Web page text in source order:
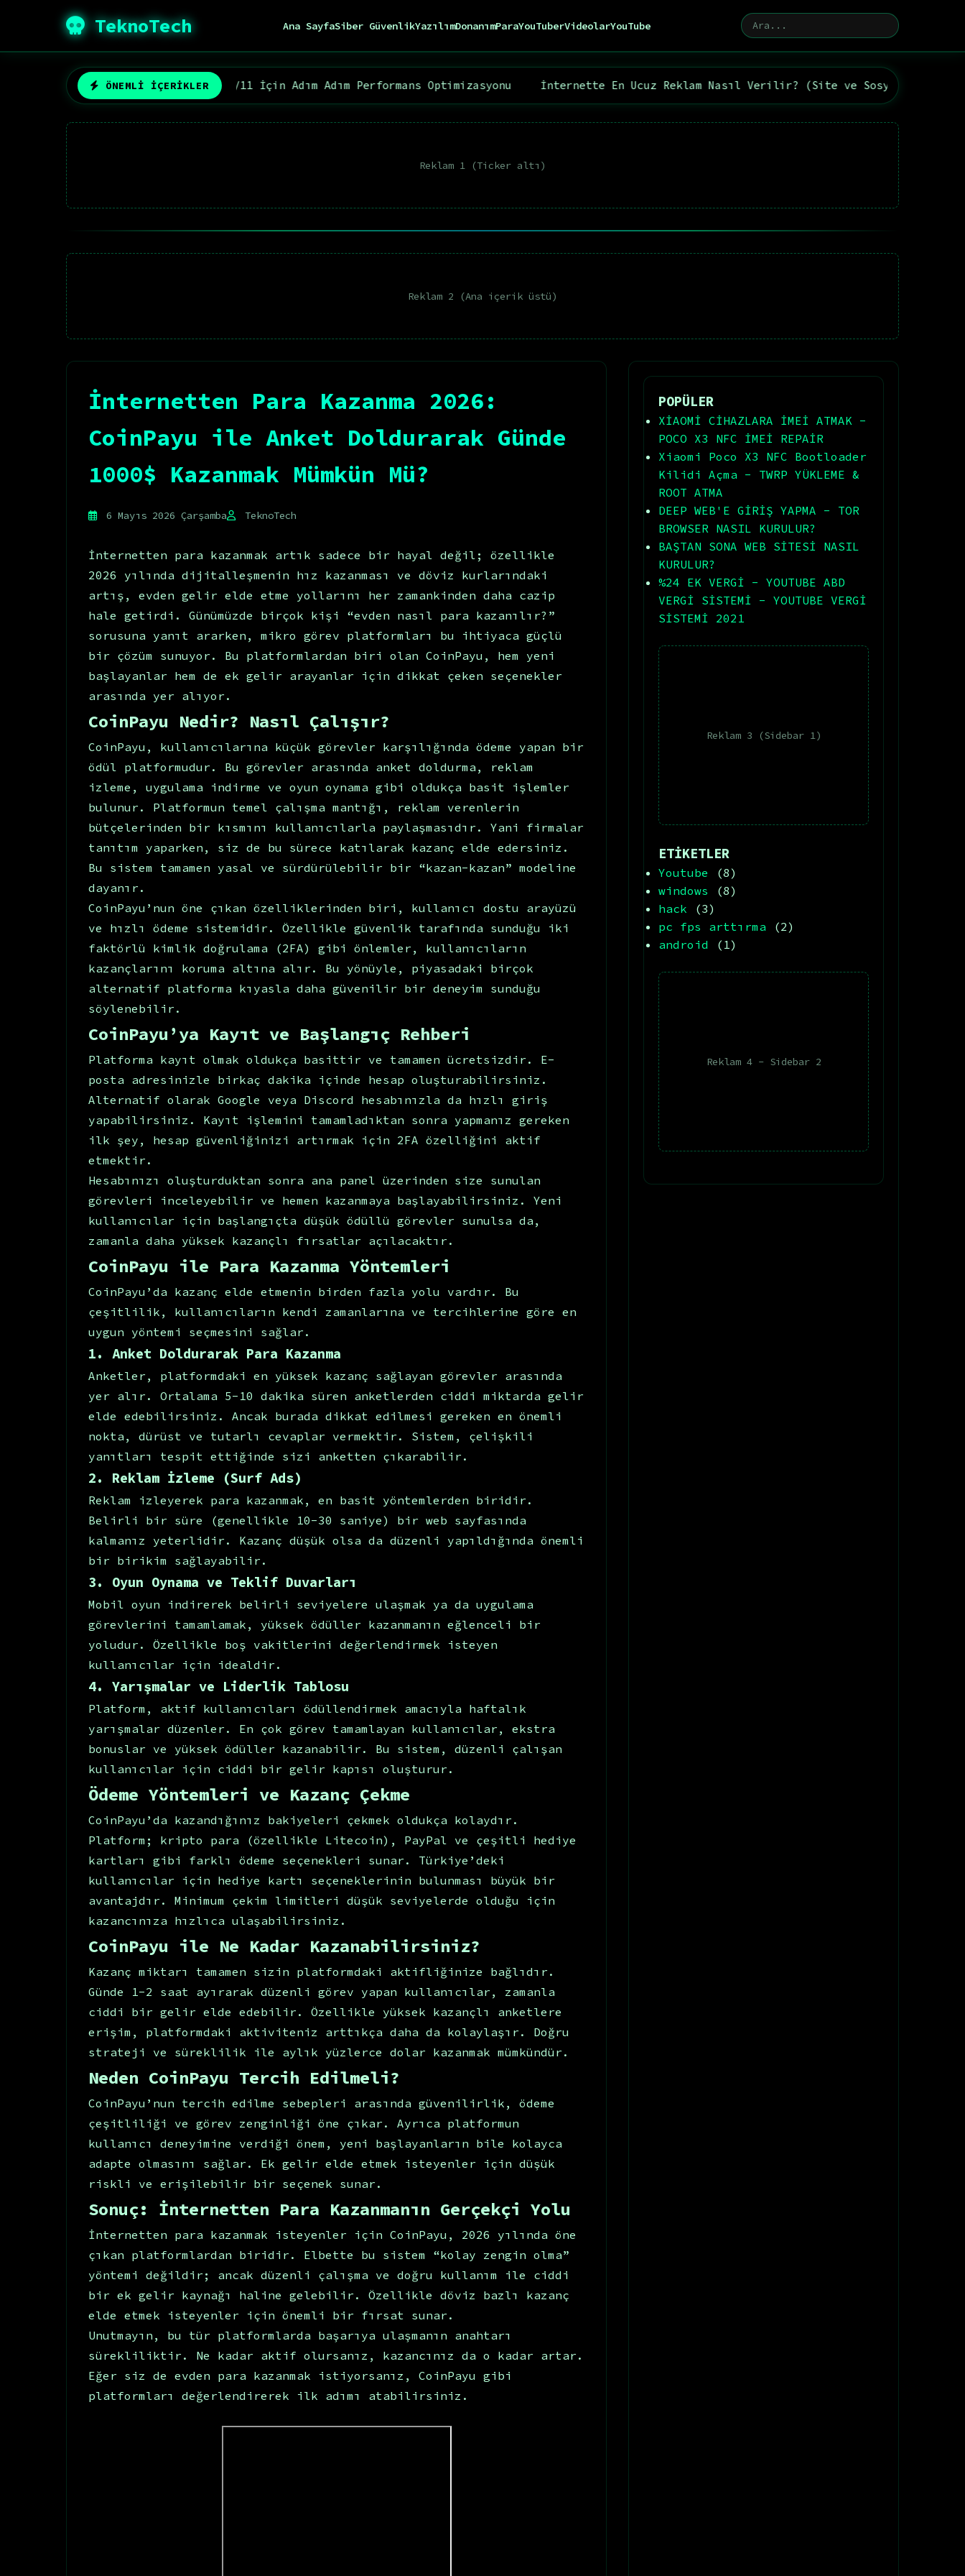
TeknoTech Ana SayfaSiber GüvenlikYazılımDonanımParaYouTuberVideolarYouTube
ÖNEMLİ İÇERİKLER
Rehberi 2026: Windows 10/11 İçin Adım Adım Performans Optimizasyonu İnternette En Ucuz Reklam Nasıl Verilir? (Site ve Sosyal Medya Büyütme)
Reklam 1 (Ticker altı)
Reklam 2 (Ana içerik üstü)
İnternetten Para Kazanma 2026:
CoinPayu ile Anket Doldurarak Günde
1000$ Kazanmak Mümkün Mü?
6 Mayıs 2026 Çarşamba TeknoTech
İnternetten para kazanmak artık sadece bir hayal değil; özellikle
2026 yılında dijitalleşmenin hız kazanması ve döviz kurlarındaki
artış, evden gelir elde etme yollarını her zamankinden daha cazip
hale getirdi. Günümüzde birçok kişi “evden nasıl para kazanılır?”
sorusuna yanıt ararken, mikro görev platformları bu ihtiyaca güçlü
bir çözüm sunuyor. Bu platformlardan biri olan CoinPayu, hem yeni
başlayanlar hem de ek gelir arayanlar için dikkat çeken seçenekler
arasında yer alıyor.
CoinPayu Nedir? Nasıl Çalışır?
CoinPayu, kullanıcılarına küçük görevler karşılığında ödeme yapan bir
ödül platformudur. Bu görevler arasında anket doldurma, reklam
izleme, uygulama indirme ve oyun oynama gibi oldukça basit işlemler
bulunur. Platformun temel çalışma mantığı, reklam verenlerin
bütçelerinden bir kısmını kullanıcılarla paylaşmasıdır. Yani firmalar
tanıtım yaparken, siz de bu sürece katılarak kazanç elde edersiniz.
Bu sistem tamamen yasal ve sürdürülebilir bir “kazan-kazan” modeline
dayanır.
CoinPayu’nun öne çıkan özelliklerinden biri, kullanıcı dostu arayüzü
ve hızlı ödeme sistemidir. Özellikle güvenlik tarafında sunduğu iki
faktörlü kimlik doğrulama (2FA) gibi önlemler, kullanıcıların
kazançlarını koruma altına alır. Bu yönüyle, piyasadaki birçok
alternatif platforma kıyasla daha güvenilir bir deneyim sunduğu
söylenebilir.
CoinPayu’ya Kayıt ve Başlangıç Rehberi
Platforma kayıt olmak oldukça basittir ve tamamen ücretsizdir. E-
posta adresinizle birkaç dakika içinde hesap oluşturabilirsiniz.
Alternatif olarak Google veya Discord hesabınızla da hızlı giriş
yapabilirsiniz. Kayıt işlemini tamamladıktan sonra yapmanız gereken
ilk şey, hesap güvenliğinizi artırmak için 2FA özelliğini aktif
etmektir.
Hesabınızı oluşturduktan sonra ana panel üzerinden size sunulan
görevleri inceleyebilir ve hemen kazanmaya başlayabilirsiniz. Yeni
kullanıcılar için başlangıçta düşük ödüllü görevler sunulsa da,
zamanla daha yüksek kazançlı fırsatlar açılacaktır.
CoinPayu ile Para Kazanma Yöntemleri
CoinPayu’da kazanç elde etmenin birden fazla yolu vardır. Bu
çeşitlilik, kullanıcıların kendi zamanlarına ve tercihlerine göre en
uygun yöntemi seçmesini sağlar.
1. Anket Doldurarak Para Kazanma
Anketler, platformdaki en yüksek kazanç sağlayan görevler arasında
yer alır. Ortalama 5-10 dakika süren anketlerden ciddi miktarda gelir
elde edebilirsiniz. Ancak burada dikkat edilmesi gereken en önemli
nokta, dürüst ve tutarlı cevaplar vermektir. Sistem, çelişkili
yanıtları tespit ettiğinde sizi anketten çıkarabilir.
2. Reklam İzleme (Surf Ads)
Reklam izleyerek para kazanmak, en basit yöntemlerden biridir.
Belirli bir süre (genellikle 10-30 saniye) bir web sayfasında
kalmanız yeterlidir. Kazanç düşük olsa da düzenli yapıldığında önemli
bir birikim sağlayabilir.
3. Oyun Oynama ve Teklif Duvarları
Mobil oyun indirerek belirli seviyelere ulaşmak ya da uygulama
görevlerini tamamlamak, yüksek ödüller kazanmanın eğlenceli bir
yoludur. Özellikle boş vakitlerini değerlendirmek isteyen
kullanıcılar için idealdir.
4. Yarışmalar ve Liderlik Tablosu
Platform, aktif kullanıcıları ödüllendirmek amacıyla haftalık
yarışmalar düzenler. En çok görev tamamlayan kullanıcılar, ekstra
bonuslar ve yüksek ödüller kazanabilir. Bu sistem, düzenli çalışan
kullanıcılar için ciddi bir gelir kapısı oluşturur.
Ödeme Yöntemleri ve Kazanç Çekme
CoinPayu’da kazandığınız bakiyeleri çekmek oldukça kolaydır.
Platform; kripto para (özellikle Litecoin), PayPal ve çeşitli hediye
kartları gibi farklı ödeme seçenekleri sunar. Türkiye’deki
kullanıcılar için hediye kartı seçeneklerinin bulunması büyük bir
avantajdır. Minimum çekim limitleri düşük seviyelerde olduğu için
kazancınıza hızlıca ulaşabilirsiniz.
CoinPayu ile Ne Kadar Kazanabilirsiniz?
Kazanç miktarı tamamen sizin platformdaki aktifliğinize bağlıdır.
Günde 1-2 saat ayırarak düzenli görev yapan kullanıcılar, zamanla
ciddi bir gelir elde edebilir. Özellikle yüksek kazançlı anketlere
erişim, platformdaki aktiviteniz arttıkça daha da kolaylaşır. Doğru
strateji ve süreklilik ile aylık yüzlerce dolar kazanmak mümkündür.
Neden CoinPayu Tercih Edilmeli?
CoinPayu’nun tercih edilme sebepleri arasında güvenilirlik, ödeme
çeşitliliği ve görev zenginliği öne çıkar. Ayrıca platformun
kullanıcı deneyimine verdiği önem, yeni başlayanların bile kolayca
adapte olmasını sağlar. Ek gelir elde etmek isteyenler için düşük
riskli ve erişilebilir bir seçenek sunar.
Sonuç: İnternetten Para Kazanmanın Gerçekçi Yolu
İnternetten para kazanmak isteyenler için CoinPayu, 2026 yılında öne
çıkan platformlardan biridir. Elbette bu sistem “kolay zengin olma”
yöntemi değildir; ancak düzenli çalışma ve doğru kullanım ile ciddi
bir ek gelir kaynağı haline gelebilir. Özellikle döviz bazlı kazanç
elde etmek isteyenler için önemli bir fırsat sunar.
Unutmayın, bu tür platformlarda başarıya ulaşmanın anahtarı
sürekliliktir. Ne kadar aktif olursanız, kazancınız da o kadar artar.
Eğer siz de evden para kazanmak istiyorsanız, CoinPayu gibi
platformları değerlendirerek ilk adımı atabilirsiniz.
POPÜLER
XİAOMİ CİHAZLARA İMEİ ATMAK -
POCO X3 NFC İMEİ REPAİR
Xiaomi Poco X3 NFC Bootloader
Kilidi Açma - TWRP YÜKLEME &
ROOT ATMA
DEEP WEB'E GİRİŞ YAPMA - TOR
BROWSER NASIL KURULUR?
BAŞTAN SONA WEB SİTESİ NASIL
KURULUR?
%24 EK VERGİ - YOUTUBE ABD
VERGİ SİSTEMİ - YOUTUBE VERGİ
SİSTEMİ 2021
Reklam 3 (Sidebar 1)
ETİKETLER
Youtube
(8)
windows
(8)
hack
(3)
pc fps arttırma
(2)
android
(1)
Reklam 4 - Sidebar 2